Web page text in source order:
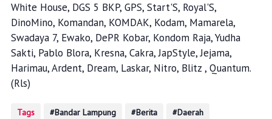
White House, DGS 5 BKP, GPS, Start'S, Royal'S,
DinoMino, Komandan, KOMDAK, Kodam, Mamarela,
Swadaya 7, Ewako, DePR Kobar, Kondom Raja, Yudha
Sakti, Pablo Blora, Kresna, Cakra, JapStyle, Jejama,
Harimau, Ardent, Dream, Laskar, Nitro, Blitz , Quantum.
(Rls)
Tags Bandar Lampung Berita Daerah